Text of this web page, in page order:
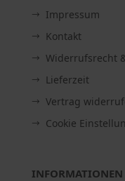
Impressum
Kontakt
Widerrufsrecht
Lieferzeit
Vertrag
Cookie
INFORMATIONEN